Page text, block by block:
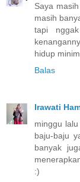
Saya
masih
tapi
hidup
Balas
Irawati
minggu
baju-baju
banyak
:)